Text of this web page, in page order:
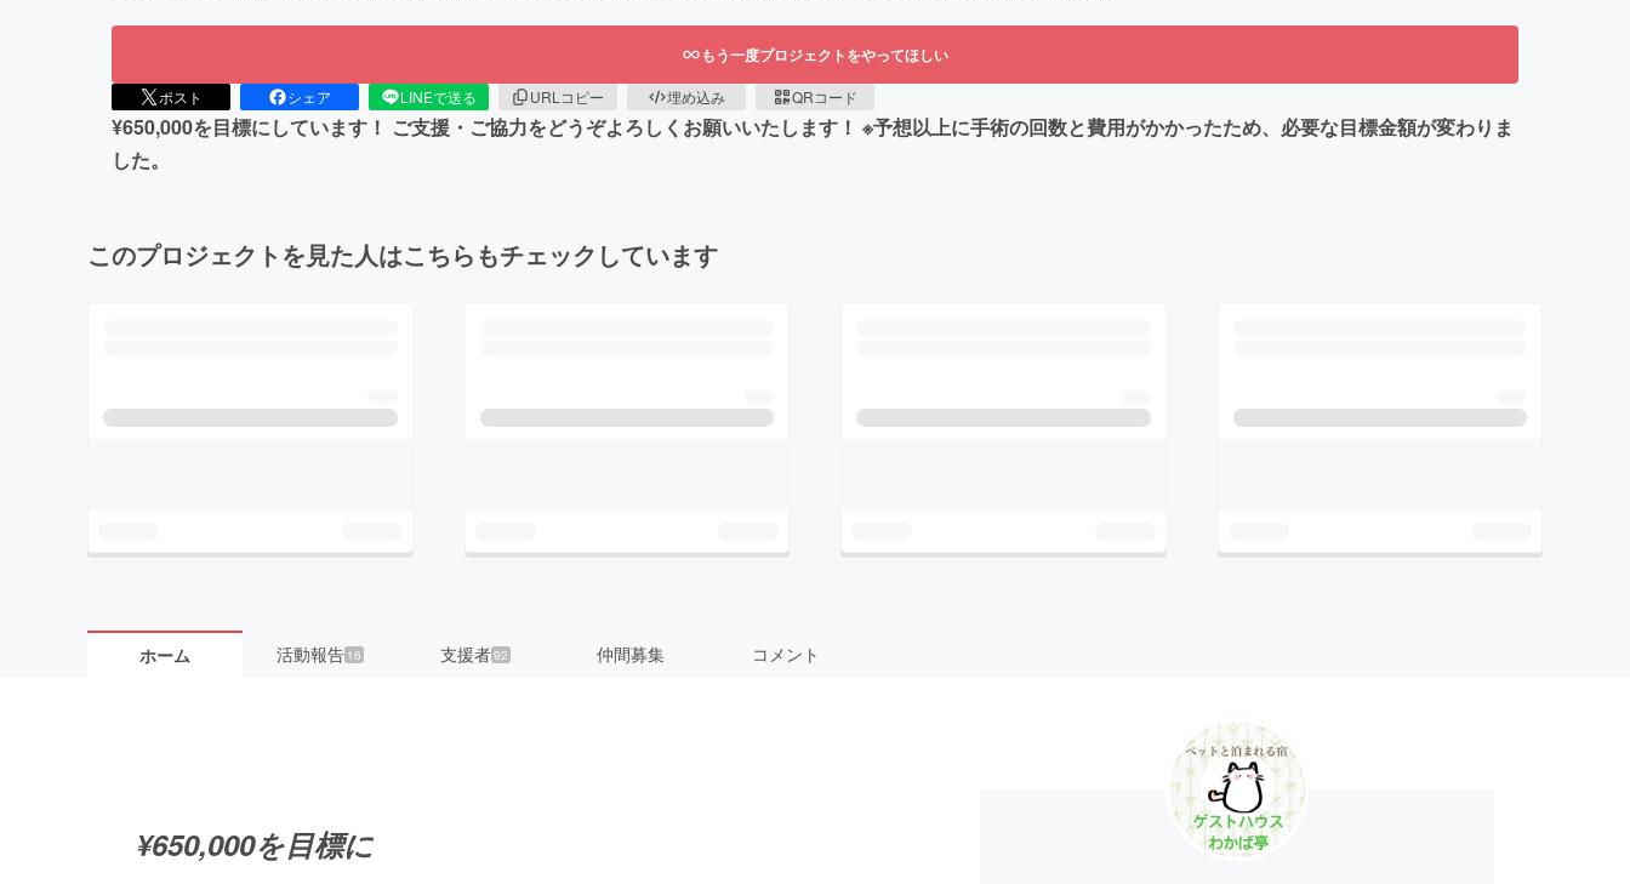
もう一度プロジェクトをやってほしい
ポスト シェア LINEで送る URLコピー 埋め込み QRコード
¥650,000を目標にしています！ ご支援・ご協力をどうぞよろしくお願いいたします！ ※予想以上に手術の回数と費用がかかったため、必要な目標金額が変わりま
した。
このプロジェクトを見た人はこちらもチェックしています
ホーム 活動報告 16 支援者92 仲間募集 コメント
¥650,000を目標に